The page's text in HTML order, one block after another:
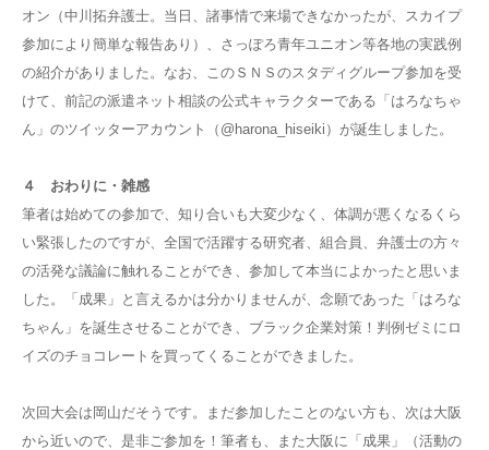
オン（中川拓弁護士。当日、諸事情で来場できなかったが、スカイプ
参加により簡単な報告あり）、さっぽろ青年ユニオン等各地の実践例
の紹介がありました。なお、このＳＮＳのスタディグループ参加を受
けて、前記の派遣ネット相談の公式キャラクターである「はろなちゃ
ん」のツイッターアカウント（@harona_hiseiki）が誕生しました。
４ おわりに・雑感
筆者は始めての参加で、知り合いも大変少なく、体調が悪くなるくら
い緊張したのですが、全国で活躍する研究者、組合員、弁護士の方々
の活発な議論に触れることができ、参加して本当によかったと思いま
した。「成果」と言えるかは分かりませんが、念願であった「はろな
ちゃん」を誕生させることができ、ブラック企業対策！判例ゼミにロ
イズのチョコレートを買ってくることができました。
次回大会は岡山だそうです。まだ参加したことのない方も、次は大阪
から近いので、是非ご参加を！筆者も、また大阪に「成果」（活動の